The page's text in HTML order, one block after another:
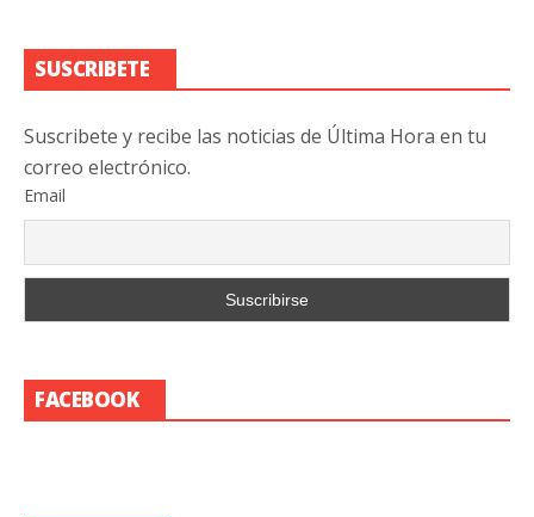
SUSCRIBETE
Suscribete y recibe las noticias de Última Hora en tu
correo electrónico.
Email
FACEBOOK